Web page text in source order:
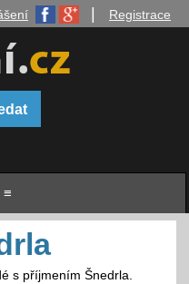
Registrace
≡
s příjmením Šnedrla.